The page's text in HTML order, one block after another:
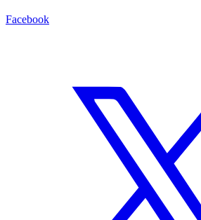
Facebook